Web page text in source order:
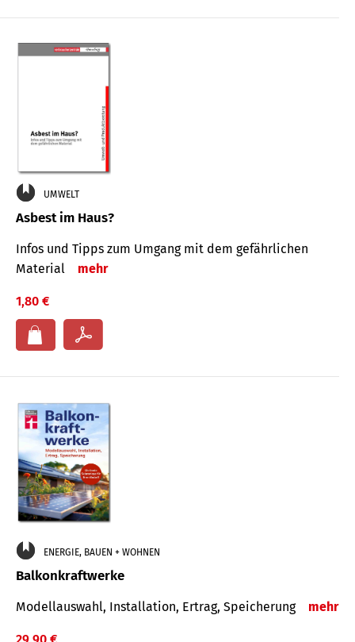
UMWELT
Asbest im Haus?
Infos und Tipps zum Um­gang mit dem ge­fähr­lichen
Mate­rial
mehr
1,80 €
ENERGIE, BAUEN + WOHNEN
Balkonkraftwerke
Modellauswahl, Installation, Ertrag, Speicherung mehr